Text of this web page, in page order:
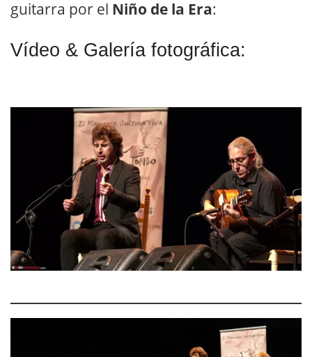
guitarra por el Niño de la Era:
Vídeo & Galería fotográfica: